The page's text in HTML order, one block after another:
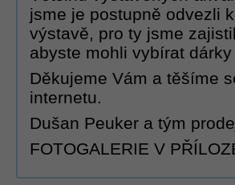
jsme je postupně odvezli
výstavě, pro ty jsme
abyste mohli vybírat
Děkujeme Vám a těšíme
internetu.
Dušan Peuker a tým
FOTOGALERIE V